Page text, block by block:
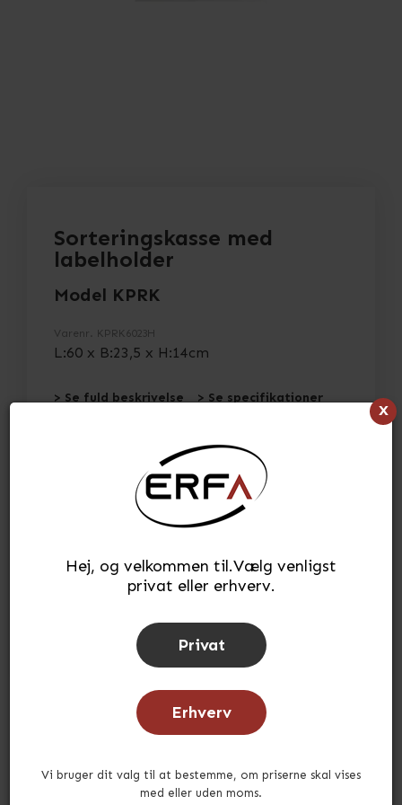
x
Hej, og velkommen til.Vælg venligst
privat eller erhverv.
Privat
Erhverv
Vi bruger dit valg til at bestemme, om priserne skal vises
med eller uden moms.
Sorteringskasse med
labelholder
Model KPRK
Varenr. KPRK6023H
L:60 x B:23,5 x H:14cm
> Se fuld beskrivelse > Se specifikationer
Tilføj til ønskeliste
På lager
Tid for afsendelse: ca. 3-5 hverdage